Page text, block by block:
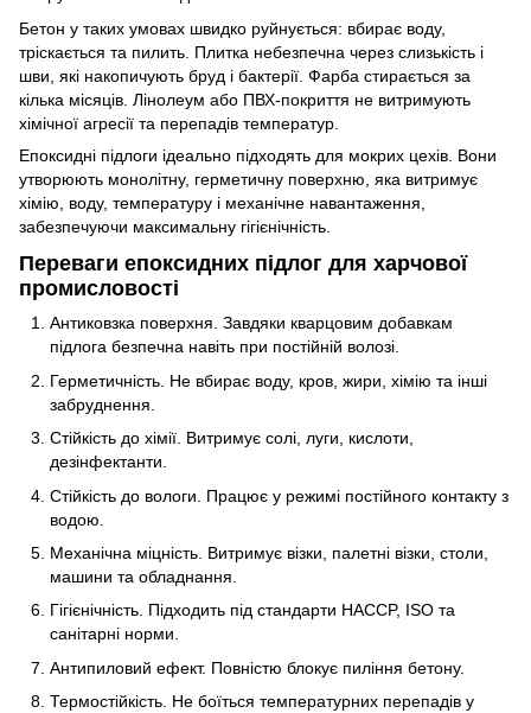
Бетон у таких умовах швидко руйнується: вбирає воду,
тріскається та пилить. Плитка небезпечна через слизькість і
шви, які накопичують бруд і бактерії. Фарба стирається за
кілька місяців. Лінолеум або ПВХ-покриття не витримують
хімічної агресії та перепадів температур.
Епоксидні підлоги ідеально підходять для мокрих цехів. Вони
утворюють монолітну, герметичну поверхню, яка витримує
хімію, воду, температуру і механічне навантаження,
забезпечуючи максимальну гігієнічність.
Переваги епоксидних підлог для харчової
промисловості
Антиковзка поверхня. Завдяки кварцовим добавкам
підлога безпечна навіть при постійній волозі.
Герметичність. Не вбирає воду, кров, жири, хімію та інші
забруднення.
Стійкість до хімії. Витримує солі, луги, кислоти,
дезінфектанти.
Стійкість до вологи. Працює у режимі постійного контакту з
водою.
Механічна міцність. Витримує візки, палетні візки, столи,
машини та обладнання.
Гігієнічність. Підходить під стандарти HACCP, ISO та
санітарні норми.
Антипиловий ефект. Повністю блокує пиління бетону.
Термостійкість. Не боїться температурних перепадів у